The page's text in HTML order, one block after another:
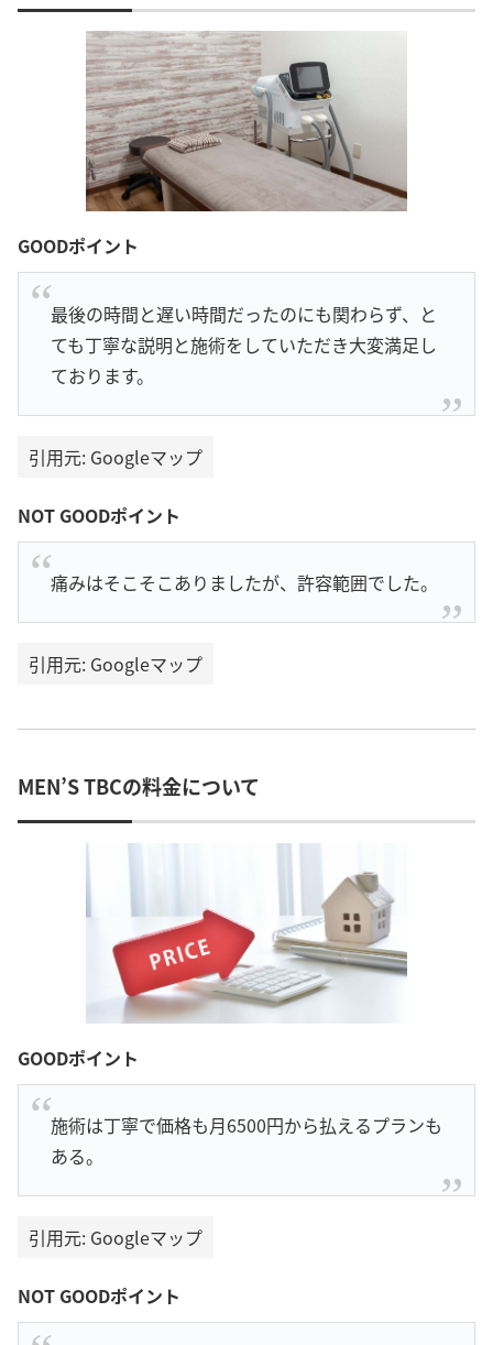
GOODポイント
最後の時間と遅い時間だったのにも関わらず、と
ても丁寧な説明と施術をしていただき大変満足し
ております。
引用元: Googleマップ
NOT GOODポイント
痛みはそこそこありましたが、許容範囲でした。
引用元: Googleマップ
MEN’S TBCの料金について
GOODポイント
施術は丁寧で価格も月6500円から払えるプランも
ある。
引用元: Googleマップ
NOT GOODポイント